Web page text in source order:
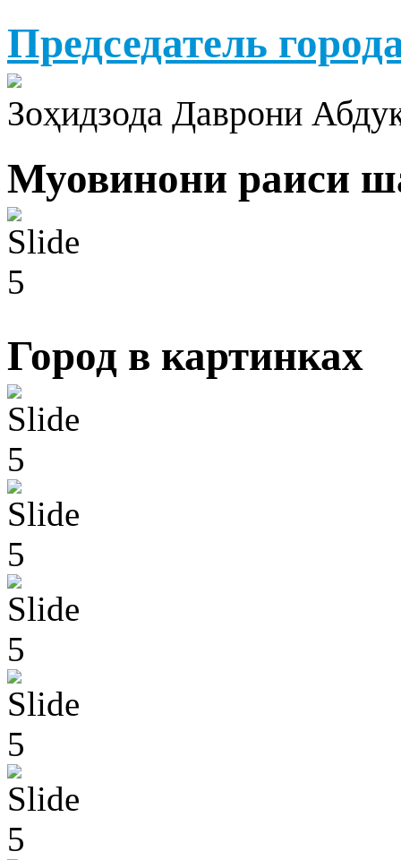
Председатель
Зоҳидзода Даврони
Муовинони раиси
Город в картинках